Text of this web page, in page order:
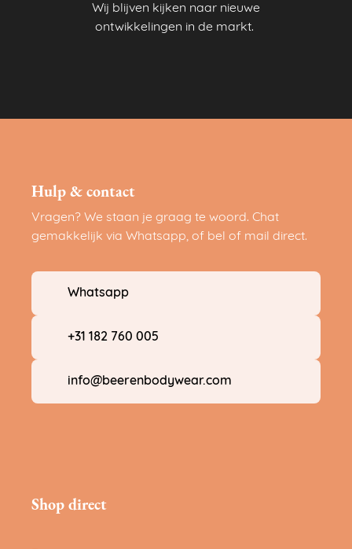
Wij blijven kijken naar nieuwe
ontwikkelingen in de markt.
Hulp & contact
Vragen? We staan je graag te woord. Chat
gemakkelijk via Whatsapp, of bel of mail direct.
Whatsapp
+31 182 760 005
info@beerenbodywear.com
Shop direct